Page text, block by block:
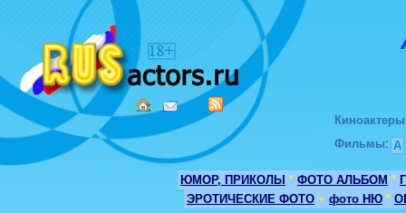
Киноактеры
Фильмы: А
ЮМОР, ПРИКОЛЫ * ФОТО АЛЬБОМ *
ЭРОТИЧЕСКИЕ ФОТО + фото НЮ *